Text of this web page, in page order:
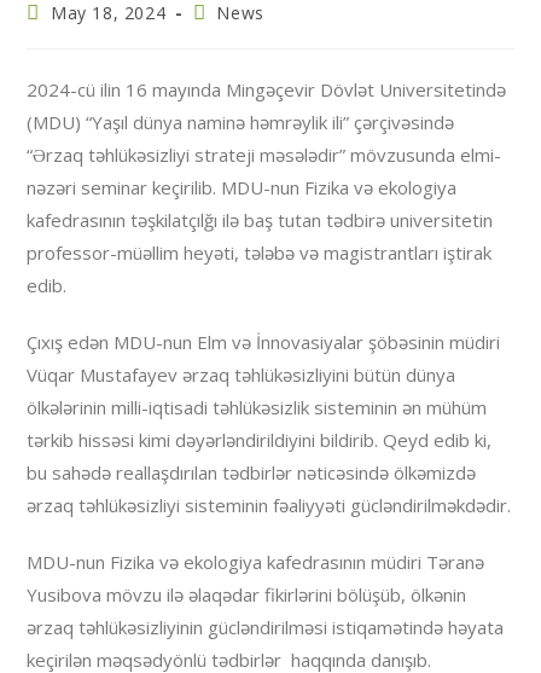
May 18, 2024 News
2024-cü ilin 16 mayında Mingəçevir Dövlət Universitetində
(MDU) “Yaşıl dünya naminə həmrəylik ili” çərçivəsində
“Ərzaq təhlükəsizliyi strateji məsələdir” mövzusunda elmi-
nəzəri seminar keçirilib. MDU-nun Fizika və ekologiya
kafedrasının təşkilatçılğı ilə baş tutan tədbirə universitetin
professor-müəllim heyəti, tələbə və magistrantları iştirak
edib.
Çıxış edən MDU-nun Elm və İnnovasiyalar şöbəsinin müdiri
Vüqar Mustafayev ərzaq təhlükəsizliyini bütün dünya
ölkələrinin milli-iqtisadi təhlükəsizlik sisteminin ən mühüm
tərkib hissəsi kimi dəyərləndirildiyini bildirib. Qeyd edib ki,
bu sahədə reallaşdırılan tədbirlər nəticəsində ölkəmizdə
ərzaq təhlükəsizliyi sisteminin fəaliyyəti gücləndirilməkdədir.
MDU-nun Fizika və ekologiya kafedrasının müdiri Təranə
Yusibova mövzu ilə əlaqədar fikirlərini bölüşüb, ölkənin
ərzaq təhlükəsizliyinin gücləndirilməsi istiqamətində həyata
keçirilən məqsədyönlü tədbirlər haqqında danışıb.